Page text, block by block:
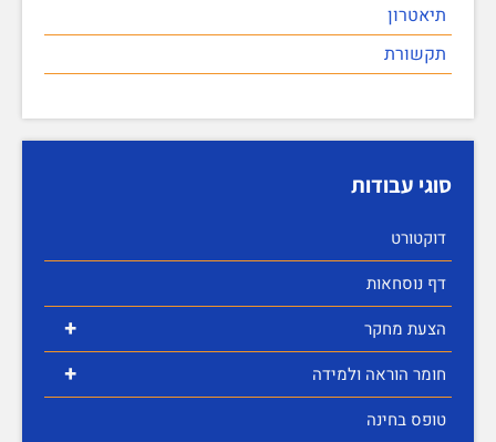
תיאטרון
תקשורת
סוגי עבודות
דוקטורט
דף נוסחאות
+ הצעת מחקר
+
חומר הוראה ולמידה
טופס בחינה